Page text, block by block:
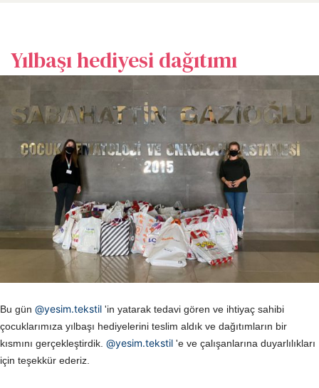
Yılbaşı hediyesi dağıtımı
Bu gün @yesim.tekstil 'in yatarak tedavi gören ve ihtiyaç sahibi
çocuklarımıza yılbaşı hediyelerini teslim aldık ve dağıtımların bir
kısmını gerçekleştirdik. @yesim.tekstil 'e ve çalışanlarına duyarlılıkları
için teşekkür ederiz.